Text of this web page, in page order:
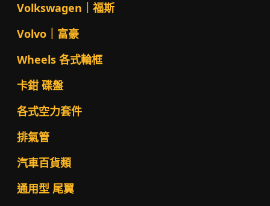
Volkswagen｜福斯
Volvo｜富豪
Wheels 各式輪框
卡鉗 碟盤
各式空力套件
排氣管
汽車百貨類
通用型 尾翼